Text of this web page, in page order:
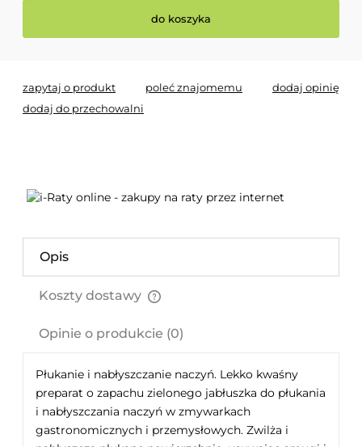
do koszyka
zapytaj o produkt poleć znajomemu
dodaj opinię
dodaj do przechowalni
Opis
Koszty dostawy
Opinie o produkcie (0)
Płukanie i nabłyszczanie naczyń. Lekko kwaśny
preparat o zapachu zielonego jabłuszka do płukania
i nabłyszczania naczyń w zmywarkach
gastronomicznych i przemysłowych. Zwilża i